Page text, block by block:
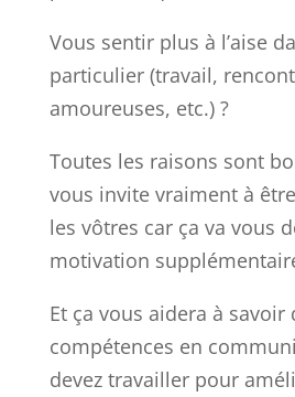
Vous sentir plus à l’aise
particulier (travail,
amoureuses, etc.) ?
Toutes les raisons sont
vous invite vraiment à
les vôtres car ça va vous
motivation
Et ça vous aidera à savoir
compétences en
devez travailler pour